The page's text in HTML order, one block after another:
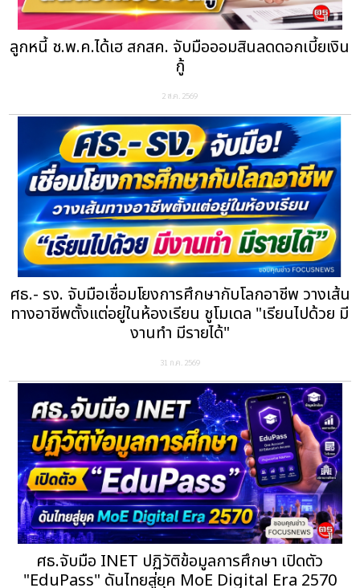
ลูกหนี้ ช.พ.ค.ได้เฮ สกสค. จับมือออมสินลดดอกเบี้ยเงิน
กู้
2 ส.ค. 2569
ศธ.- รง. จับมือเชื่อมโยงการศึกษากับโลกอาชีพ วางเส้น
ทางอาชีพตั้งแต่อยู่ในห้องเรียน ชูโมเดล "เรียนไปด้วย มี
งานทำ มีรายได้"
31 ก.ค. 2569
ศธ.จับมือ INET ปฏิวัติข้อมูลการศึกษา เปิดตัว
"EduPass" ดันไทยสู่ยุค MoE Digital Era 2570